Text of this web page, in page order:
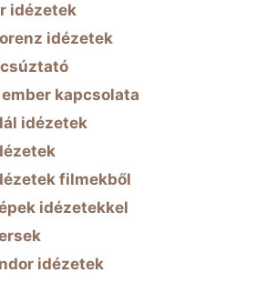
idézetek
idézetek
kapcsolata
idézetek
filmekből
idézetekkel
idézetek